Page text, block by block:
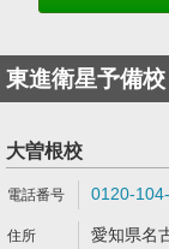
東進衛星予備校
大曽根校
0120-
愛知県名